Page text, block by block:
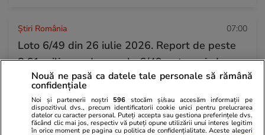
Știri România 07:00
Loto 6/49 din 26 iulie 2026. Report de peste
8,61 milioane de euro la 6/49, categoria I
Auto 09:35
Tutor 3.0, noul sistem care monitorizează
șoferii pe autostrăzile din Italia. Ce trebuie să
Nouă ne pasă ca datele tale personale să rămână
confidențiale
Noi și partenerii noștri 596 stocăm și/sau accesăm informații pe
dispozitivul dvs., precum identificatorii cookie unici pentru prelucrarea
datelor cu caracter personal. Puteți accepta sau gestiona preferințele dvs.
făcând clic mai jos, respectiv vă puteți opune utilizării unui interes legitim
în orice moment pe pagina cu politica de confidențialitate. Aceste alegeri